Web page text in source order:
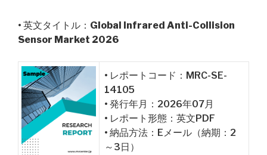
• 英文タイトル： Global Infrared Anti-Collision
Sensor Market 2026
• レポートコード：MRC-SE-
14105
• 発行年月：2026年07月
• レポート形態：英文PDF
• 納品方法：Eメール（納期：2
～3日）